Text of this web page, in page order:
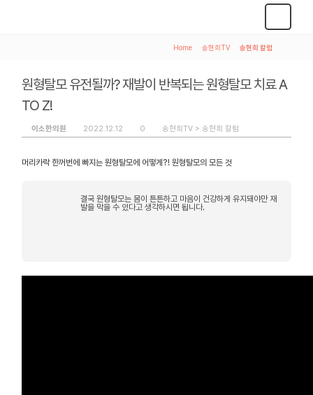
Home 송현희TV 송현희 칼럼
원형탈모 유전될까? 재발이 반복되는 원형탈모 치료 A
TO Z!
이소한의원 2022.12.12 0 송현희TV >송현희 칼럼
머리카락 한꺼번에 빠지는 원형탈모에 어떻게?! 원형탈모의 모든 것
결국 원형탈모는 몸이 튼튼하고 마음이 건강하게 유지돼야만 재
발을 막을 수 있다고 생각하시면 됩니다.